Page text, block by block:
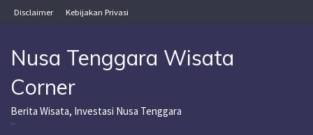
Skip
to
Disclaimer Kebijakan Privasi
Nusa Tenggara Wisata
Corner
Berita Wisata, Investasi Nusa Tenggara